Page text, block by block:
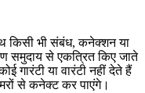
किसी भी संबंध, कनेक्शन या
समुदाय से एकत्रित किए जाते
गारंटी या वारंटी नहीं देते हैं
से कनेक्ट कर पाएंगे।